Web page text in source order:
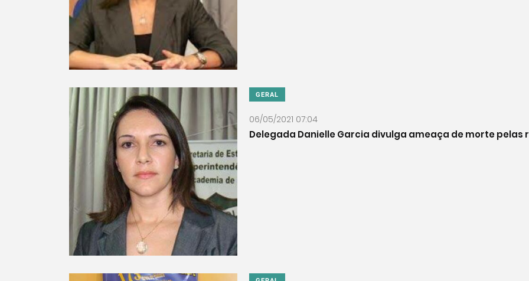
GERAL
06/05/2021 07:04
Delegada Danielle Garcia divulga ameaça de morte pelas